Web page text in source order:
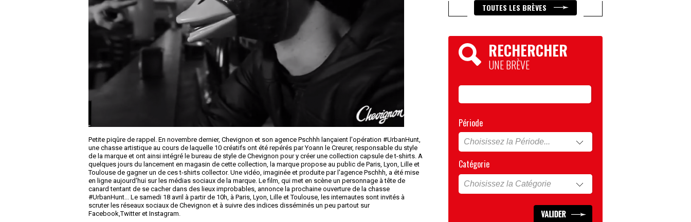
Petite piqûre de rappel. En novembre dernier, Chevignon et son agence Pschhh lançaient l'opération #UrbanHunt,
une chasse artistique au cours de laquelle 10 créatifs ont été repérés par Yoann le Creurer, responsable du style
de la marque et ont ainsi intégré le bureau de style de Chevignon pour y créer une collection capsule de t-shirts. A
quelques jours du lancement en magasin de cette collection, la marque propose au public de Paris, Lyon, Lille et
Toulouse de gagner un de ces t-shirts collector. Une vidéo, imaginée et produite par l'agence Pschhh, a été mise
en ligne aujourd'hui sur les médias sociaux de la marque. Le film, qui met en scène un personnage à tête de
canard tentant de se cacher dans des lieux improbables, annonce la prochaine ouverture de la chasse
#UrbanHunt... Le samedi 18 avril à partir de 10h, à Paris, Lyon, Lille et Toulouse, les internautes sont invités à
scruter les réseaux sociaux de Chevignon et à suivre des indices disséminés un peu partout sur
Facebook,Twitter et Instagram.
TOUTES LES BRÈVES
RECHERCHER
UNE BRÈVE
Période
Catégorie